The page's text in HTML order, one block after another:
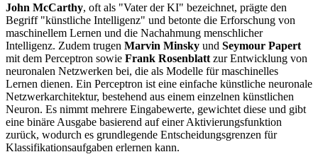
John McCarthy, oft als "Vater der KI" bezeichnet, prägte den
Begriff"künstliche Intelligenz" und betonte die Erforschung von
maschinellem Lernen und die Nachahmung menschlicher
Intelligenz. Zudem trugen Marvin Minsky und Seymour Papert
mit dem Perceptron sowie Frank Rosenblatt zurEntwicklung von
neuronalen Netzwerken bei, die als Modelle fürmaschinelles
Lernen dienen. Ein Perceptron ist eine einfache künstliche neuronale
Netzwerkarchitektur, bestehend aus einem einzelnen künstlichen
Neuron. Es nimmt mehrere Eingabewerte, gewichtet diese und gibt
eine binäre Ausgabe basierend auf einer Aktivierungsfunktion
zurück, wodurch es grundlegende Entscheidungsgrenzen für
Klassifikationsaufgaben erlernen kann.